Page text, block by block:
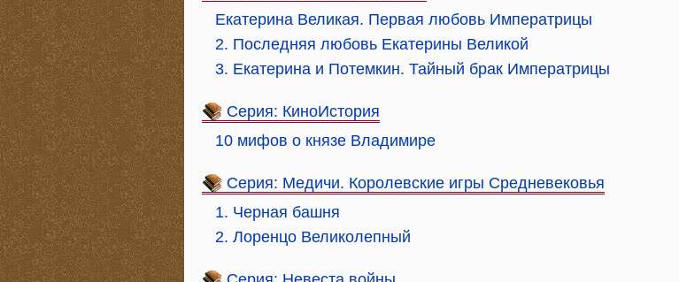
Екатерина Великая. Первая любовь Императрицы
2. Последняя любовь Екатерины Великой
3. Екатерина и Потемкин. Тайный брак Императрицы
Серия: КиноИстория
10 мифов о князе Владимире
Серия: Медичи. Королевские игры Средневековья
1. Черная башня
2. Лоренцо Великолепный